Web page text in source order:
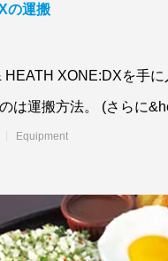
の運搬
HEATH XONE:DXを手に
は運搬方法。 (さらに
Equipment